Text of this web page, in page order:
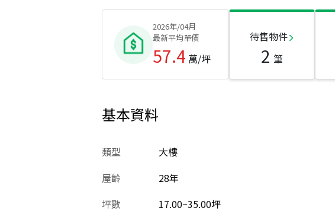
2026年/04月
最新平均單價
57.4 萬/坪
待售物件
2 筆
基本資料
類型
大樓
屋齡
28年
坪數
17.00~35.00坪